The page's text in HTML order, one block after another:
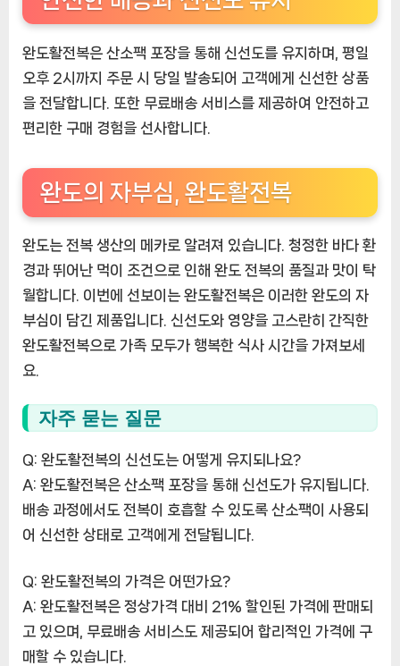
완도활전복은 산소팩 포장을 통해 신선도를 유지하며, 평일
오후 2시까지 주문 시 당일 발송되어 고객에게 신선한 상품
을 전달합니다. 또한 무료배송 서비스를 제공하여 안전하고
편리한 구매 경험을 선사합니다.
완도의 자부심, 완도활전복
완도는 전복 생산의 메카로 알려져 있습니다. 청정한 바다 환
경과 뛰어난 먹이 조건으로 인해 완도 전복의 품질과 맛이 탁
월합니다. 이번에 선보이는 완도활전복은 이러한 완도의 자
부심이 담긴 제품입니다. 신선도와 영양을 고스란히 간직한
완도활전복으로 가족 모두가 행복한 식사 시간을 가져보세
요.
자주 묻는 질문
Q: 완도활전복의 신선도는 어떻게 유지되나요?
A: 완도활전복은 산소팩 포장을 통해 신선도가 유지됩니다.
배송 과정에서도 전복이 호흡할 수 있도록 산소팩이 사용되
어 신선한 상태로 고객에게 전달됩니다.
Q: 완도활전복의 가격은 어떤가요?
A: 완도활전복은 정상가격 대비 21% 할인된 가격에 판매되
고 있으며, 무료배송 서비스도 제공되어 합리적인 가격에 구
매할 수 있습니다.